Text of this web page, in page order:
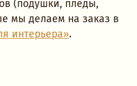
(подушки, пледы,
мы делаем на заказ в
интерьера».